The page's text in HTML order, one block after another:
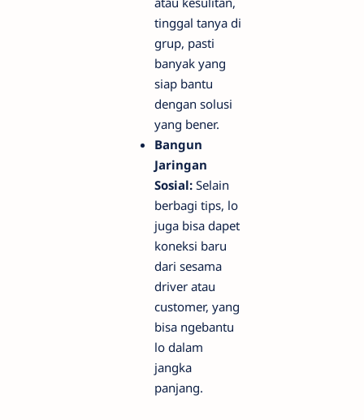
tinggal tanya di
grup, pasti
banyak yang
siap bantu
dengan solusi
yang bener.
Bangun
Jaringan
Sosial: Selain
berbagi tips, lo
juga bisa dapet
koneksi baru
dari sesama
driver atau
customer, yang
bisa ngebantu
lo dalam
jangka
panjang.